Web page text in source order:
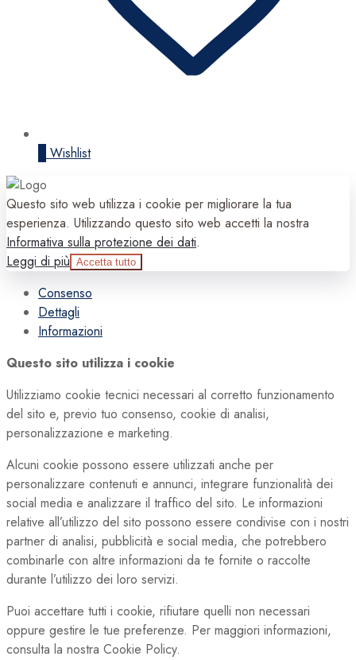
Wishlist
Questo sito web utilizza i cookie per migliorare la tua
esperienza. Utilizzando questo sito web accetti la nostra
Informativa sulla protezione dei dati.
Leggi di più Accetta tutto
Consenso
Dettagli
Informazioni
Questo sito utilizza i cookie
Utilizziamo cookie tecnici necessari al corretto funzionamento
del sito e, previo tuo consenso, cookie di analisi,
personalizzazione e marketing.
Alcuni cookie possono essere utilizzati anche per
personalizzare contenuti e annunci, integrare funzionalità dei
social media e analizzare il traffico del sito. Le informazioni
relative all’utilizzo del sito possono essere condivise con i nostri
partner di analisi, pubblicità e social media, che potrebbero
combinarle con altre informazioni da te fornite o raccolte
durante l’utilizzo dei loro servizi.
Puoi accettare tutti i cookie, rifiutare quelli non necessari
oppure gestire le tue preferenze. Per maggiori informazioni,
consulta la nostra Cookie Policy.